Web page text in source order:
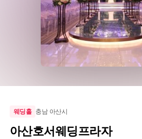
웨딩홀 충남 아산시
아산호서웨딩프라자